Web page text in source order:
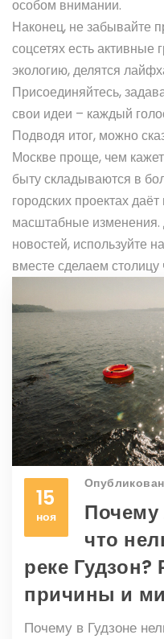
особом внимании.
Наконец, не забывайте
соцсетях есть активные
экологию, делятся
Присоединяйтесь,
свои идеи – каждый
Подводя итог, можно
Москве проще, чем
быту складываются в
городских проектах
масштабные изменения.
новостей, используйте
вместе сделаем
15
ноя
что
реке
причины и
Почему в Гудзоне